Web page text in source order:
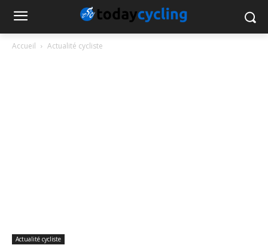
Accueil Actualité cycliste
Actualité cycliste